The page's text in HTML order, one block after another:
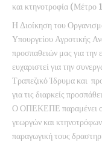
και κτηνοτροφία (Μέτρο
Η Διοίκηση του
Υπουργείου Αγροτικής
προσπαθειών μας για
ευχαριστεί για την
Τραπεζικό Ίδρυμα και
για τις διαρκείς
Ο ΟΠΕΚΕΠΕ παραμένει
γεωργών και
παραγωγική τους